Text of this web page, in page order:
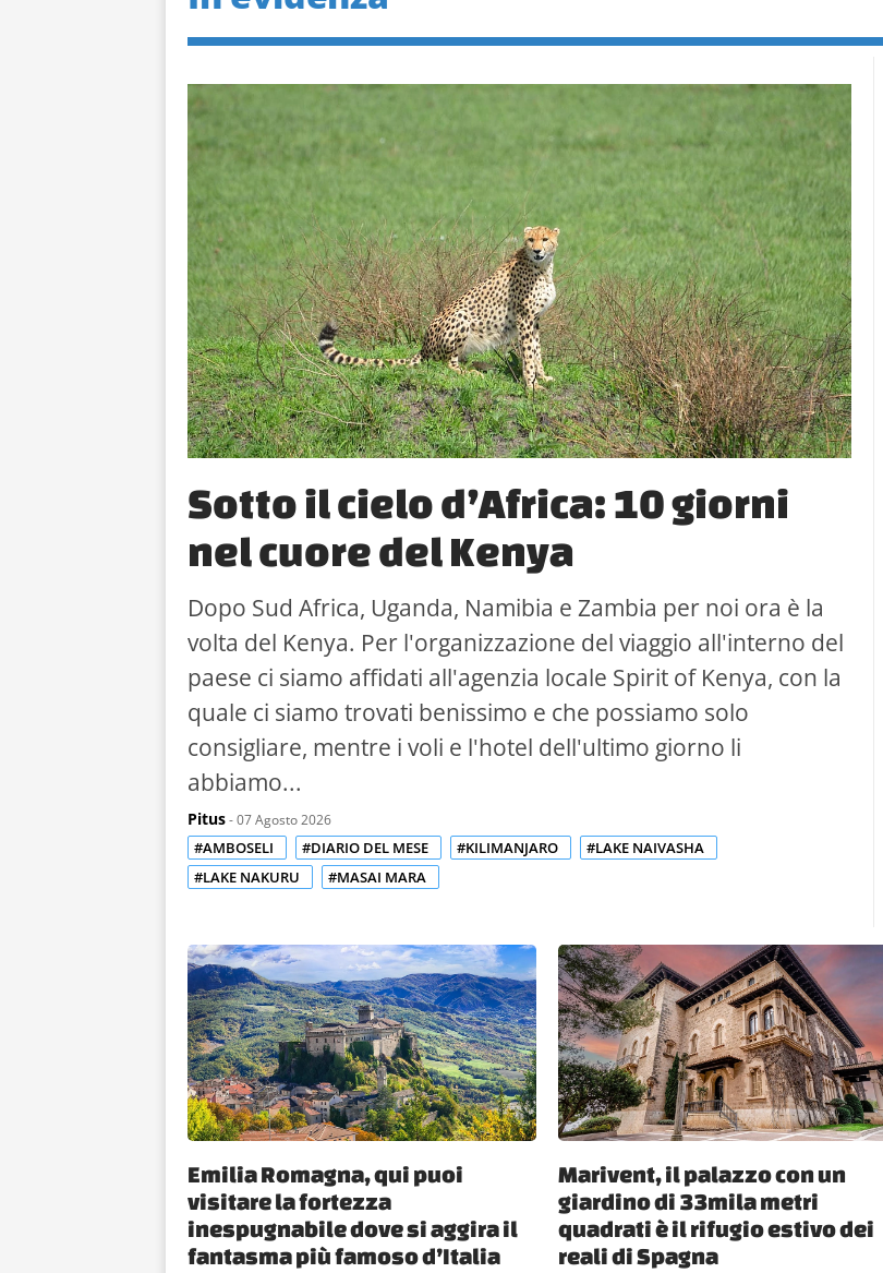
Sotto il cielo d’Africa: 10 giorni
nel cuore del Kenya
Dopo Sud Africa, Uganda, Namibia e Zambia per noi ora è la
volta del Kenya. Per l'organizzazione del viaggio all'interno del
paese ci siamo affidati all'agenzia locale Spirit of Kenya, con la
quale ci siamo trovati benissimo e che possiamo solo
consigliare, mentre i voli e l'hotel dell'ultimo giorno li
abbiamo...
Pitus- 07 Agosto 2026
#AMBOSELI #DIARIO DEL MESE #KILIMANJARO
#LAKE NAIVASHA
#LAKE NAKURU
#MASAI MARA
Emilia Romagna, qui puoi
visitare la fortezza
inespugnabile dove si aggira il
fantasma più famoso d’Italia
Marivent, il palazzo con un
giardino di 33mila metri
quadrati è il rifugio estivo dei
reali di Spagna